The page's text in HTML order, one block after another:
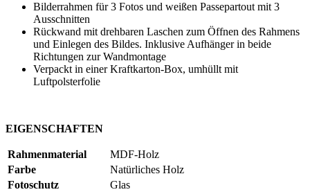
Bilderrahmen für 3 Fotos und weißen Passepartout mit 3
Ausschnitten
Rückwand mit drehbaren Laschen zum Öffnen des Rahmens
und Einlegen des Bildes. Inklusive Aufhänger in beide
Richtungen zur Wandmontage
Verpackt in einer Kraftkarton-Box, umhüllt mit
Luftpolsterfolie
EIGENSCHAFTEN
Rahmenmaterial
MDF-Holz
Farbe
Natürliches Holz
Fotoschutz
Glas